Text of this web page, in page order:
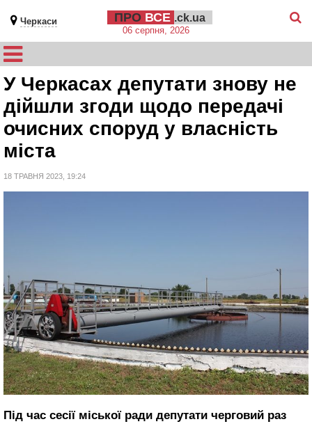
Черкаси ПРО ВСЕ .ck.ua
06 серпня, 2026
У Черкасах депутати знову не
дійшли згоди щодо передачі
очисних споруд у власність
міста
18 ТРАВНЯ 2023, 19:24
Під час сесії міської ради депутати черговий раз